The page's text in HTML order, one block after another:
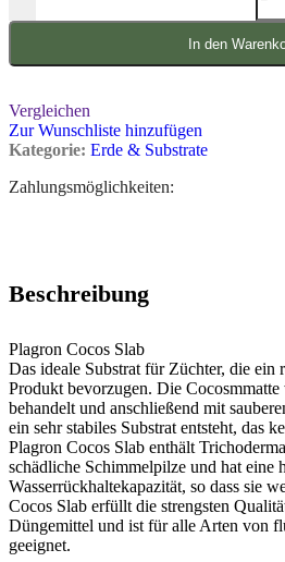
In den
Vergleichen
Zur Wunschliste hinzufügen
Kategorie: Erde & Substrate
Zahlungsmöglichkeiten:
Beschreibung
Plagron Cocos Slab
Das ideale Substrat für Züchter, die ein
Produkt bevorzugen. Die
behandelt und anschließend mit
ein sehr stabiles Substrat entsteht, das
Plagron Cocos Slab enthält
schädliche Schimmelpilze und hat eine
Wasserrückhaltekapazität, so dass sie
Cocos Slab erfüllt die strengsten
Düngemittel und ist für alle Arten von
geeignet.